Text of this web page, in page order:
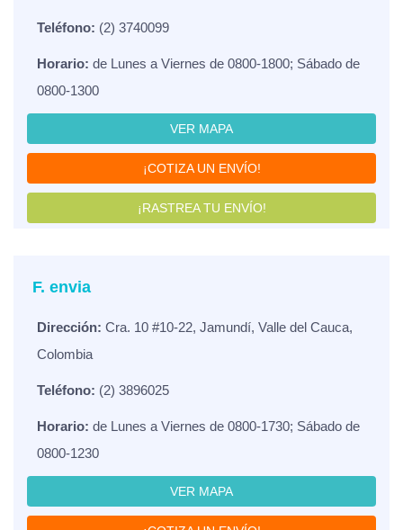
Teléfono: (2) 3740099
Horario: de Lunes a Viernes de 0800-1800; Sábado de
0800-1300
VER MAPA
¡COTIZA UN ENVÍO!
¡RASTREA TU ENVÍO!
F. envia
Dirección: Cra. 10 #10-22, Jamundí, Valle del Cauca,
Colombia
Teléfono: (2) 3896025
Horario: de Lunes a Viernes de 0800-1730; Sábado de
0800-1230
VER MAPA